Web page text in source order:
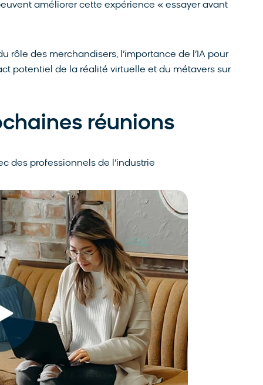
améliorer cette expérience « essayer avant
rôle des merchandisers, l’importance de l’IA pour
potentiel de la réalité virtuelle et du métavers sur
réunions
des professionnels de l’industrie